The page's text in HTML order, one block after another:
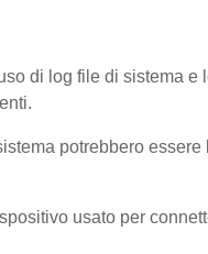
di log file di sistema
potrebbero essere
usato per